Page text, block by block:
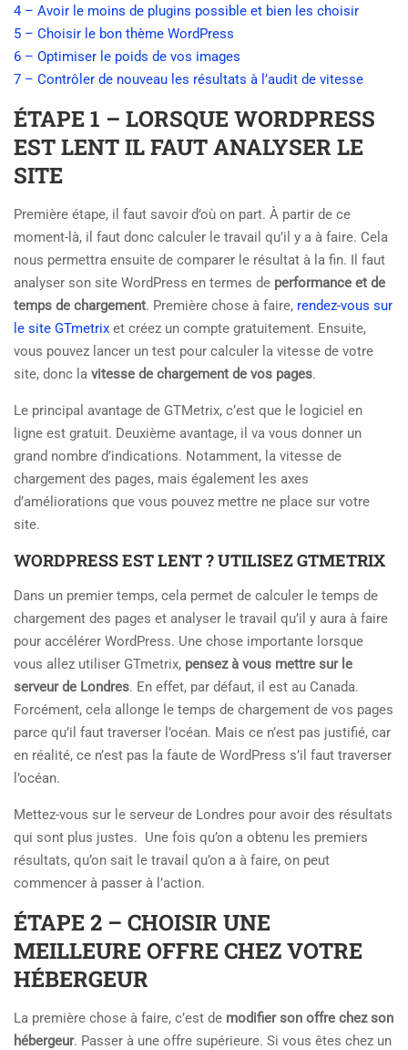
4 – Avoir le moins de plugins possible et bien les choisir
5 – Choisir le bon thème WordPress
6 – Optimiser le poids de vos images
7 – Contrôler de nouveau les résultats à l’audit de vitesse
ÉTAPE 1 – LORSQUE WORDPRESS
EST LENT IL FAUT ANALYSER LE
SITE
Première étape, il faut savoir d’où on part. À partir de ce
moment-là, il faut donc calculer le travail qu’il y a à faire. Cela
nous permettra ensuite de comparer le résultat à la fin. Il faut
analyser son site WordPress en termes de performance et de
temps de chargement. Première chose à faire, rendez-vous sur
le site GTmetrix et créez un compte gratuitement. Ensuite,
vous pouvez lancer un test pour calculer la vitesse de votre
site, donc la vitesse de chargement de vos pages.
Le principal avantage de GTMetrix, c’est que le logiciel en
ligne est gratuit. Deuxième avantage, il va vous donner un
grand nombre d’indications. Notamment, la vitesse de
chargement des pages, mais également les axes
d’améliorations que vous pouvez mettre ne place sur votre
site.
WORDPRESS EST LENT ? UTILISEZ GTMETRIX
Dans un premier temps, cela permet de calculer le temps de
chargement des pages et analyser le travail qu’il y aura à faire
pour accélérer WordPress. Une chose importante lorsque
vous allez utiliser GTmetrix, pensez à vous mettre sur le
serveur de Londres. En effet, par défaut, il est au Canada.
Forcément, cela allonge le temps de chargement de vos pages
parce qu’il faut traverser l’océan. Mais ce n’est pas justifié, car
en réalité, ce n’est pas la faute de WordPress s’il faut traverser
l’océan.
Mettez-vous sur le serveur de Londres pour avoir des résultats
qui sont plus justes. Une fois qu’on a obtenu les premiers
résultats, qu’on sait le travail qu’on a à faire, on peut
commencer à passer à l’action.
ÉTAPE 2 – CHOISIR UNE
MEILLEURE OFFRE CHEZ VOTRE
HÉBERGEUR
La première chose à faire, c’est de modifier son offre chez son
hébergeur. Passer à une offre supérieure. Si vous êtes chez un